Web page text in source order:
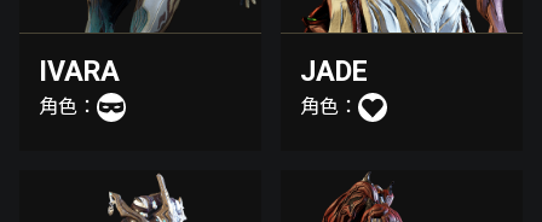
IVARA
角色：
JADE
角色：